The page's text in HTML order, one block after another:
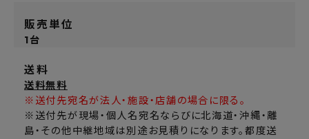
販売単位
1台
送料
送料無料
※送付先宛名が法人・施設・店舗の場合に限る。
※送付先が現場・個人名宛名ならびに北海道・沖縄・離
島・その他中継地域は別途お見積りになります。都度送